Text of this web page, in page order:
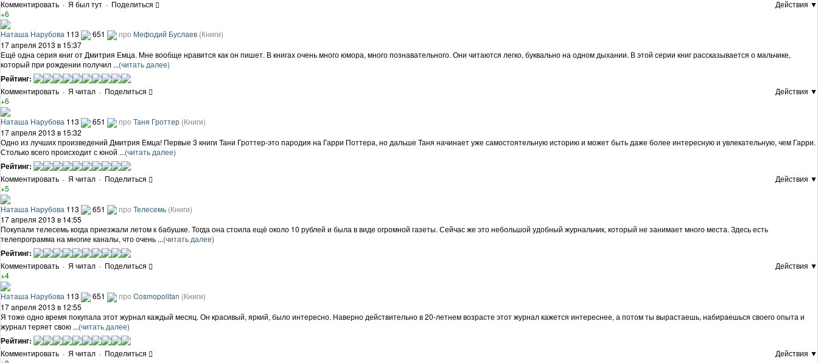
Комментировать · Я был тут · Поделиться
Действия ▼
+6
Наташа Нарубова 113 651 про Мефодий Буслаев (Книги)
17 апреля 2013 в 15:37
Ещё одна серия книг от Дмитрия Емца. Мне вообще нравится как он пишет. В книгах очень много юмора, много познавательного. Они читаются легко, буквально на одном дыхании. В этой серии книг рассказывается о мальчике,
который при рождении получил ...(читать далее)
Рейтинг:
Комментировать · Я читал · Поделиться
Действия ▼
+6
Наташа Нарубова 113 651 про Таня Гроттер (Книги)
17 апреля 2013 в 15:32
Одно из лучших произведений Дмитрия Емца! Первые 3 книги Тани Гроттер-это пародия на Гарри Поттера, но дальше Таня начинает уже самостоятельную историю и может быть даже более интересную и увлекательную, чем Гарри.
Столько всего происходит с юной ...(читать далее)
Рейтинг:
Комментировать · Я читал · Поделиться
Действия ▼
+5
Наташа Нарубова 113 651 про Телесемь (Книги)
17 апреля 2013 в 14:55
Покупали телесемь когда приезжали летом к бабушке. Тогда она стоила ещё около 10 рублей и была в виде огромной газеты. Сейчас же это небольшой удобный журнальчик, который не занимает много места. Здесь есть
телепрограмма на многие каналы, что очень ...(читать далее)
Рейтинг:
Комментировать · Я читал · Поделиться
Действия ▼
+4
Наташа Нарубова 113 651 про Cosmopolitan (Книги)
17 апреля 2013 в 12:55
Я тоже одно время покупала этот журнал каждый месяц. Он красивый, яркий, было интересно. Наверно действительно в 20-летнем возрасте этот журнал кажется интереснее, а потом ты вырастаешь, набираешься своего опыта и
журнал теряет свою ...(читать далее)
Рейтинг:
Комментировать · Я читал · Поделиться
Действия ▼